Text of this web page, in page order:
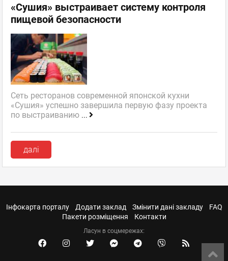
«Сушия» выстраивает систему контроля
пищевой безопасности
Сеть ресторанов современной японской кухни
«Сушия» успешно завершила первую фазу проекта
по выстраиванию ...
далі
Інфокарта порталу Додати заклад Змінити дані закладу
FAQ
Пакети розміщення
Контакти
Ласун в соцмережах: